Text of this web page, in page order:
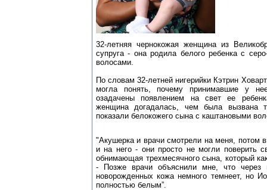
32-летняя чернокожая женщина из
супруга - она родила белого ребенка с
волосами.
По словам 32-летней нигерийки Кэтрин
могла понять, почему принимавшие у
озадачены появлением на свет ее
женщина догадалась, чем была вызвана
показали белокожего сына с каштановыми
"Акушерка и врачи смотрели на меня, потом
и на него - они просто не могли поверить
обнимающая трехмесячного сына, который
- Позже врачи объяснили мне, что через
новорожденных кожа немного темнеет, но
полностью белым”.